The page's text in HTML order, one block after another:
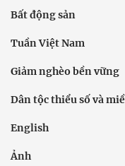
Bất động sản
Tuần Việt Nam
Giảm nghèo bền vững
Dân tộc thiểu số và
English
Ảnh